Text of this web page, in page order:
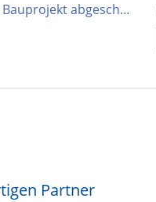
Vorbereitungen für TVC Bauprojekt abgeschlossen
Partner